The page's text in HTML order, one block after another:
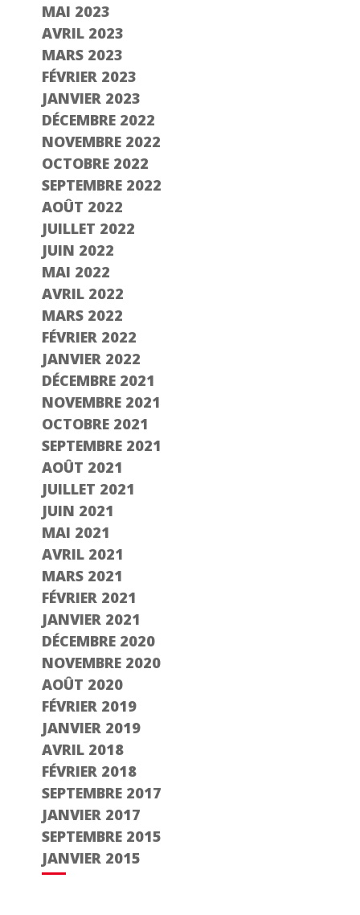
MAI 2023
AVRIL 2023
MARS 2023
FÉVRIER 2023
JANVIER 2023
DÉCEMBRE 2022
NOVEMBRE 2022
OCTOBRE 2022
SEPTEMBRE 2022
AOÛT 2022
JUILLET 2022
JUIN 2022
MAI 2022
AVRIL 2022
MARS 2022
FÉVRIER 2022
JANVIER 2022
DÉCEMBRE 2021
NOVEMBRE 2021
OCTOBRE 2021
SEPTEMBRE 2021
AOÛT 2021
JUILLET 2021
JUIN 2021
MAI 2021
AVRIL 2021
MARS 2021
FÉVRIER 2021
JANVIER 2021
DÉCEMBRE 2020
NOVEMBRE 2020
AOÛT 2020
FÉVRIER 2019
JANVIER 2019
AVRIL 2018
FÉVRIER 2018
SEPTEMBRE 2017
JANVIER 2017
SEPTEMBRE 2015
JANVIER 2015